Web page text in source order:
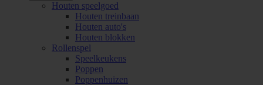
Houten speelgoed
Houten treinbaan
Houten auto's
Houten blokken
Rollenspel
Speelkeukens
Poppen
Poppenhuizen